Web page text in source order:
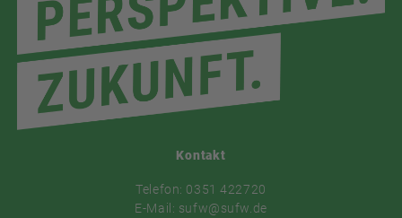
Kontakt
Telefon: 0351 422720
E-Mail: sufw@sufw.de